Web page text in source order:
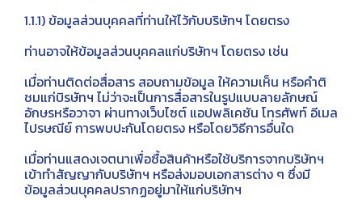
1.1.1) ข้อมูลส่วนบุคคลที่ท่านให้ไว้กับบริษัทฯ โดยตรง
ท่านอาจให้ข้อมูลส่วนบุคคลแก่บริษัทฯ โดยตรง เช่น
เมื่อท่านติดต่อสื่อสาร สอบถามข้อมูล ให้ความเห็น หรือคำติ
ชมแก่บิรษัทฯ ไม่ว่าจะเป็นการสื่อสารในรูปแบบลายลักษณ์
อักษรหรือวาจา ผ่านทางเว็บไซต์ แอปพลิเคชัน โทรศัพท์ อีเมล
ไปรษณีย์ การพบปะกันโดยตรง หรือโดยวิธีการอื่นใด
เมื่อท่านแสดงเจตนาเพื่อซื้อสินค้าหรือใช้บริการจากบริษัทฯ
เข้าทำสัญญากับบริษัทฯ หรือส่งมอบเอกสารต่าง ๆ ซึ่งมี
ข้อมูลส่วนบุคคลปรากฏอยู่มาให้แก่บริษัทฯ